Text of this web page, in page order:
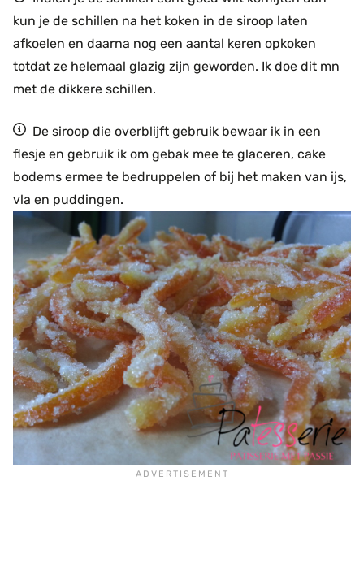
kun je de schillen na het koken in de siroop laten
afkoelen en daarna nog een aantal keren opkoken
totdat ze helemaal glazig zijn geworden. Ik doe dit mn
met de dikkere schillen.
De siroop die overblijft gebruik bewaar ik in een
flesje en gebruik ik om gebak mee te glaceren, cake
bodems ermee te bedruppelen of bij het maken van ijs,
vla en puddingen.